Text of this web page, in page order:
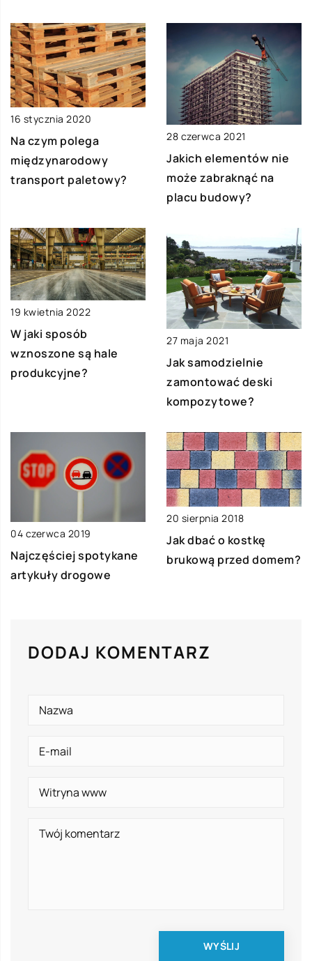
16 stycznia 2020
Na czym polega
międzynarodowy
transport paletowy?
28 czerwca 2021
Jakich elementów nie
może zabraknąć na
placu budowy?
19 kwietnia 2022
W jaki sposób
wznoszone są hale
produkcyjne?
27 maja 2021
Jak samodzielnie
zamontować deski
kompozytowe?
04 czerwca 2019
Najczęściej spotykane
artykuły drogowe
20 sierpnia 2018
Jak dbać o kostkę
brukową przed domem?
DODAJ KOMENTARZ